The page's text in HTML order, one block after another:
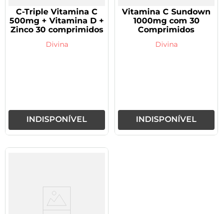
C-Triple Vitamina C
500mg + Vitamina D +
Zinco 30 comprimidos
Divina
INDISPONÍVEL
Vitamina C Sundown
1000mg com 30
Comprimidos
Divina
INDISPONÍVEL